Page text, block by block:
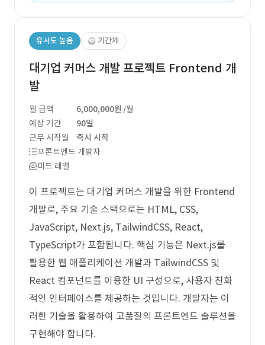
유사도 높음 기간제
대기업 커머스 개발 프로젝트 Frontend 개
발
월 금액 6,000,000원 /월
예상 기간
90일
근무 시작일
즉시 시작
프론트엔드 개발자
미드 레벨
이 프로젝트는 대기업 커머스 개발을 위한 Frontend
개발로, 주요 기술 스택으로는 HTML, CSS,
JavaScript, Next.js, TailwindCSS, React,
TypeScript가 포함됩니다. 핵심 기능은 Next.js를
활용한 웹 애플리케이션 개발과 TailwindCSS 및
React 컴포넌트를 이용한 UI 구성으로, 사용자 친화
적인 인터페이스를 제공하는 것입니다. 개발자는 이
러한 기술을 활용하여 고품질의 프론트엔드 솔루션을
구현해야 합니다.